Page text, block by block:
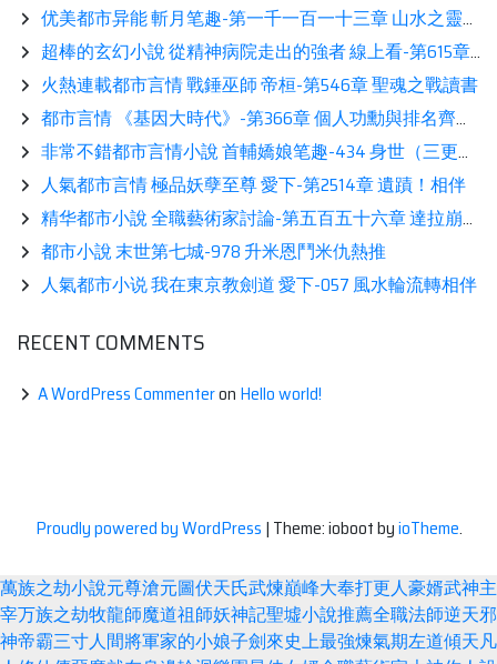
优美都市异能 斬月笔趣-第一千一百一十三章 山水之靈鑒賞
超棒的玄幻小說 從精神病院走出的強者 線上看-第615章 你有女兒啊，我也有的看書
火熱連載都市言情 戰錘巫師 帝桓-第546章 聖魂之戰讀書
都市言情 《基因大時代》-第366章 個人功勳與排名齊飆閲讀
非常不錯都市言情小說 首輔嬌娘笔趣-434 身世（三更）相伴
人氣都市言情 極品妖孽至尊 愛下-第2514章 遺蹟！相伴
精华都市小說 全職藝術家討論-第五百五十六章 達拉崩吧展示
都市小說 末世第七城-978 升米恩鬥米仇熱推
人氣都市小说 我在東京教劍道 愛下-057 風水輪流轉相伴
RECENT COMMENTS
A WordPress Commenteron Hello world!
Proudly powered by WordPress | Theme: ioboot byioTheme.
萬族之劫小說元尊滄元圖伏天氏武煉巔峰大奉打更人豪婿武神主
宰万族之劫牧龍師魔道祖師妖神記聖墟小說推薦全職法師逆天邪
神帝霸三寸人間將軍家的小娘子劍來史上最強煉氣期左道傾天凡